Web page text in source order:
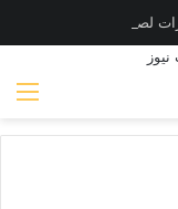
لصيد المسـيّرات